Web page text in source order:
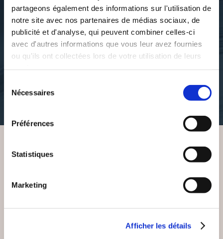
partageons également des informations sur l'utilisation de
notre site avec nos partenaires de médias sociaux, de
publicité et d'analyse, qui peuvent combiner celles-ci
avec d'autres informations que vous leur avez fournies
ou qu'ils ont collectées lors de votre utilisation de leurs
Nécessaires
Préférences
Statistiques
Marketing
Afficher les détails
Miloud Aroussi
AU-DELÀ DE LA
GUERRE
Miloud Aroussi
HORIZON 10000
VOUS AIMEREZ AUSSI